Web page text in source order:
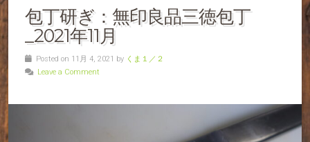
包丁研ぎ：無印良品三徳包丁
_2021年11月
Posted on 11月 4, 2021 by くま１／２
Leave a Comment